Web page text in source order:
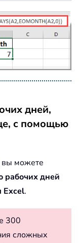
дней,
с помощью
вы можете
рабочих дней
Excel.
300
сложных